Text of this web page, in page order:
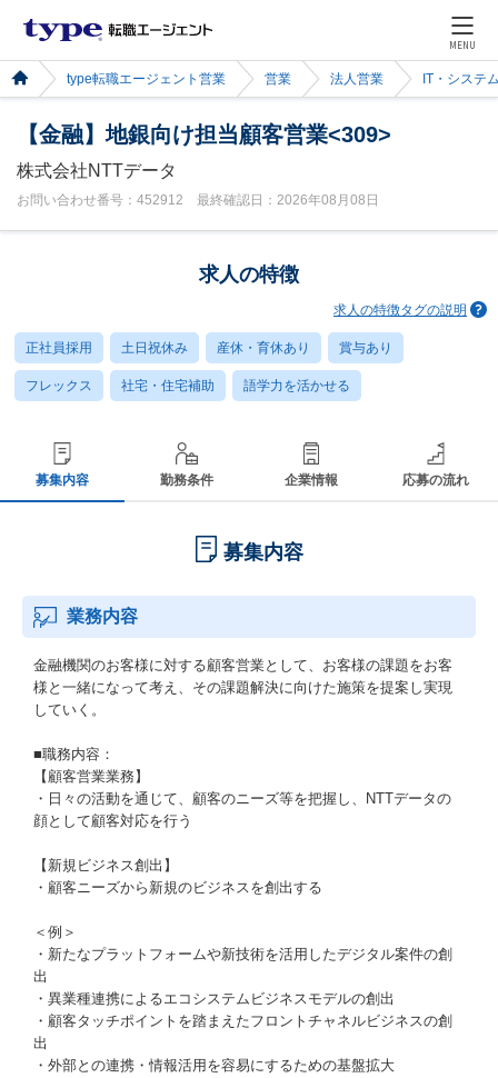
MENU
type転職エージェント営業 営業 法人営業 IT・システ
【金融】地銀向け担当顧客営業<309>
株式会社NTTデータ
お問い合わせ番号：452912 最終確認日：2026年08月08日
求人の特徴
求人の特徴タグの説明
正社員採用 土日祝休み 産休・育休あり 賞与あり
フレックス 社宅・住宅補助 語学力を活かせる
募集内容 勤務条件 企業情報 応募の流れ
募集内容
業務内容
金融機関のお客様に対する顧客営業として、お客様の課題をお客
様と一緒になって考え、その課題解決に向けた施策を提案し実現
していく。
■職務内容：
【顧客営業業務】
・日々の活動を通じて、顧客のニーズ等を把握し、NTTデータの
顔として顧客対応を行う
【新規ビジネス創出】
・顧客ニーズから新規のビジネスを創出する
＜例＞
・新たなプラットフォームや新技術を活用したデジタル案件の創
出
・異業種連携によるエコシステムビジネスモデルの創出
・顧客タッチポイントを踏まえたフロントチャネルビジネスの創
出
・外部との連携・情報活用を容易にするための基盤拡大